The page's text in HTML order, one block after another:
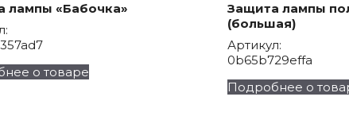
лампы «Бабочка»
о товаре
Защита лампы
(большая)
Артикул:
0b65b729effa
Подробнее о